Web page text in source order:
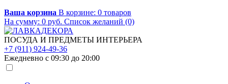
Ваша корзина В корзине: 0 товаров
На сумму: 0 руб. Список желаний (0)
ПОСУДА И ПРЕДМЕТЫ ИНТЕРЬЕРА
+7 (911) 924-49-36
Ежедневно с 09:30 до 20:00